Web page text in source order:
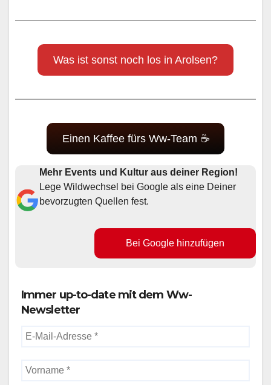
Was ist sonst noch los in Arolsen?
Einen Kaffee fürs Ww-Team ☕
Mehr Events und Kultur aus deiner Region!
Lege Wildwechsel bei Google als eine Deiner
bevorzugten Quellen fest.
Bei Google hinzufügen
Immer up-to-date mit dem Ww-
Newsletter